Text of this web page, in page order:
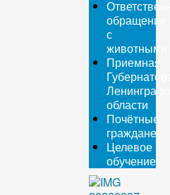
обращение
с
животными
Приемная
области
Почётные
граждане
Целевое
обучение